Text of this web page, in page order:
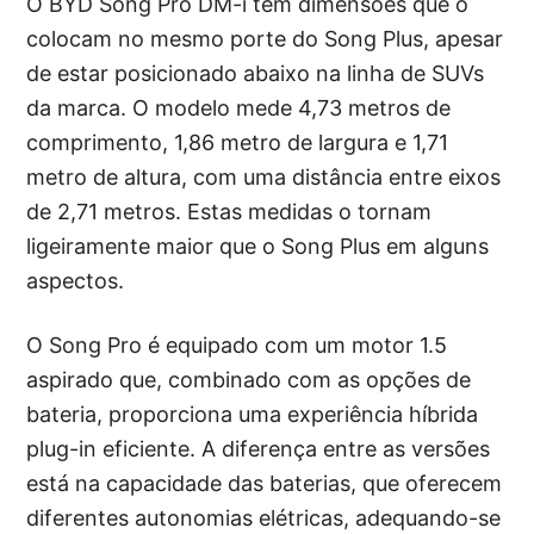
colocam no mesmo porte do Song Plus, apesar
de estar posicionado abaixo na linha de SUVs
da marca. O modelo mede 4,73 metros de
comprimento, 1,86 metro de largura e 1,71
metro de altura, com uma distância entre eixos
de 2,71 metros. Estas medidas o tornam
ligeiramente maior que o Song Plus em alguns
aspectos.
O Song Pro é equipado com um motor 1.5
aspirado que, combinado com as opções de
bateria, proporciona uma experiência híbrida
plug-in eficiente. A diferença entre as versões
está na capacidade das baterias, que oferecem
diferentes autonomias elétricas, adequando-se